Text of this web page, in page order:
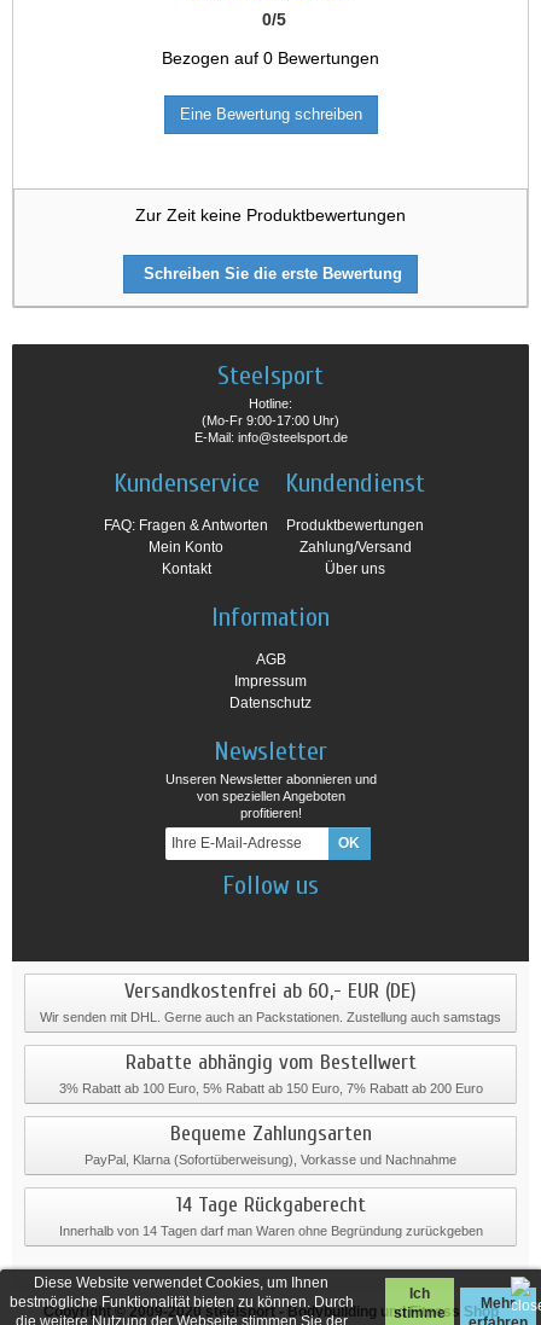
Diese Website verwendet Cookies, um Ihnen
bestmögliche Funktionalität bieten zu können. Durch
die weitere Nutzung der Webseite stimmen Sie der
Ich
stimme
Mehr
0/5
Bezogen auf 0 Bewertungen
Eine Bewertung schreiben
Zur Zeit keine Produktbewertungen
Schreiben Sie die erste Bewertung
Steelsport
Hotline:
(Mo-Fr 9:00-17:00 Uhr)
E-Mail: info@steelsport.de
Kundenservice
FAQ: Fragen & Antworten
Mein Konto
Kontakt
Kundendienst
Produktbewertungen
Zahlung/Versand
Über uns
Information
AGB
Impressum
Datenschutz
Newsletter
Unseren Newsletter abonnieren und
von speziellen Angeboten
profitieren!
Follow us
Versandkostenfrei ab 60,- EUR (DE)
Wir senden mit DHL. Gerne auch an Packstationen. Zustellung auch samstags
Rabatte abhängig vom Bestellwert
3% Rabatt ab 100 Euro, 5% Rabatt ab 150 Euro, 7% Rabatt ab 200 Euro
Bequeme Zahlungsarten
PayPal, Klarna (Sofortüberweisung), Vorkasse und Nachnahme
14 Tage Rückgaberecht
Innerhalb von 14 Tagen darf man Waren ohne Begründung zurückgeben
Copyright © 2009-2020steelsport- Bodybuilding und Fitness Shop